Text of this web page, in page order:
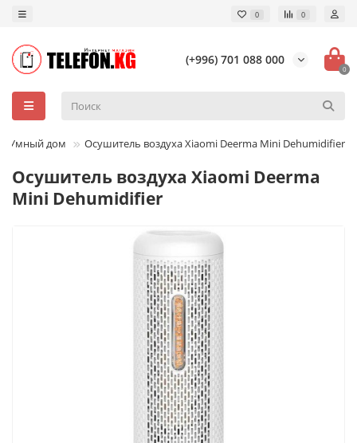
0 0
(+996) 701 088 000
0
Умный дом Осушитель воздуха Xiaomi Deerma Mini Dehumidifier
Осушитель воздуха Xiaomi Deerma
Mini Dehumidifier